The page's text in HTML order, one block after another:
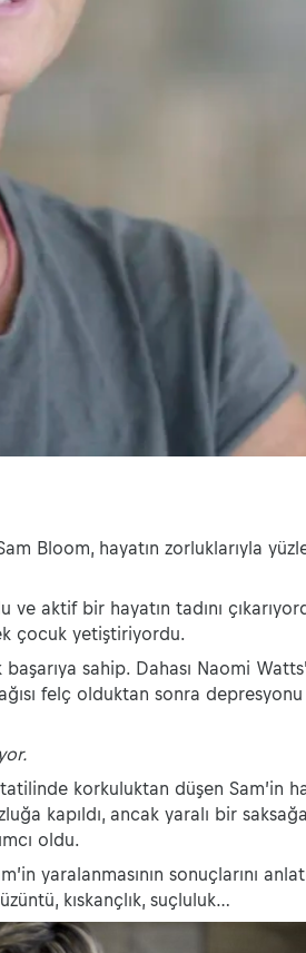
Bloom, hayatın zorluklarıyla
ve aktif bir hayatın tadını
çocuk yetiştiriyordu.
sahip. Dahası Naomi
felç olduktan sonra
korkuluktan düşen Sam’in
kapıldı, ancak yaralı bir
oldu.
yaralanmasının sonuçlarını
kıskançlık, suçluluk…